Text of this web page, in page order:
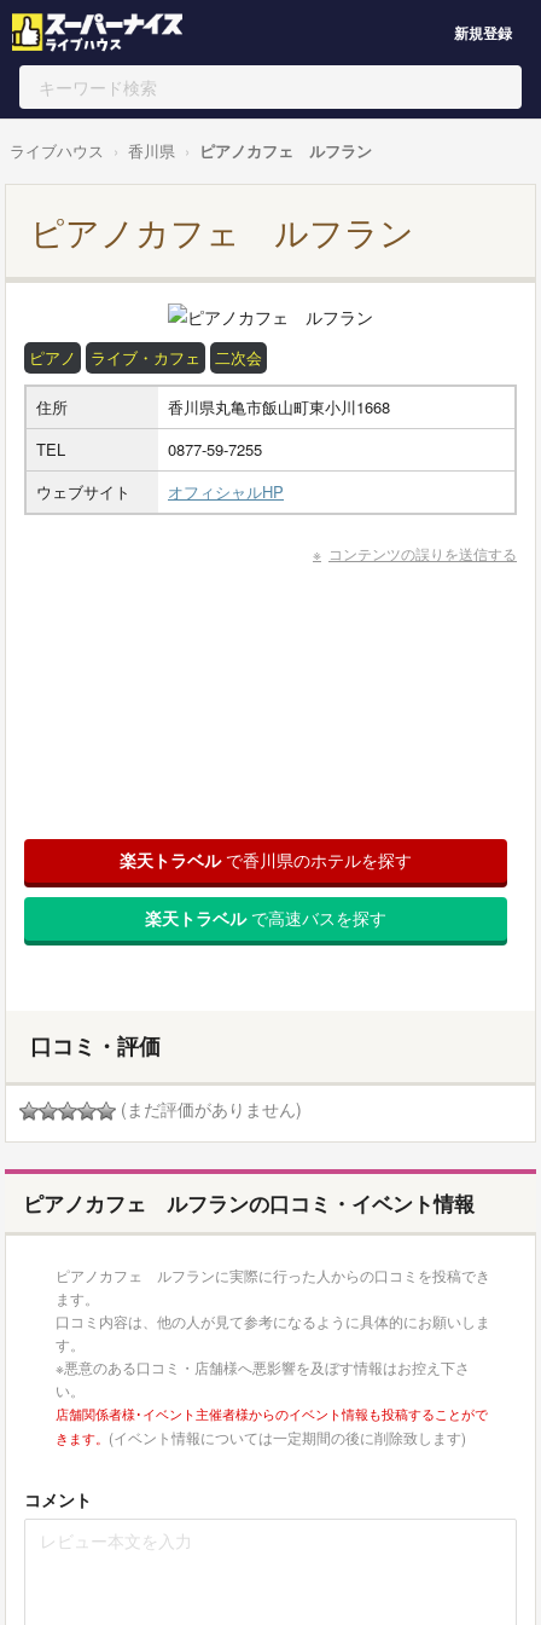
新規登録
ライブハウス 香川県 ピアノカフェ ルフラン
ピアノカフェ ルフラン
ピアノ ライブ・カフェ 二次会
住所
香川県丸亀市飯山町東小川1668
TEL
0877-59-7255
ウェブサイト
オフィシャルHP
コンテンツの誤りを送信する
楽天トラベルで香川県のホテルを探す
楽天トラベルで高速バスを探す
口コミ・評価
(まだ評価がありません)
ピアノカフェ ルフランの口コミ・イベント情報
ピアノカフェ ルフランに実際に行った人からの口コミを投稿でき
ます。
口コミ内容は、他の人が見て参考になるように具体的にお願いしま
す。
※悪意のある口コミ・店舗様へ悪影響を及ぼす情報はお控え下さ
い。
店舗関係者様･イベント主催者様からのイベント情報も投稿することがで
きます。 (イベント情報については一定期間の後に削除致します)
コメント